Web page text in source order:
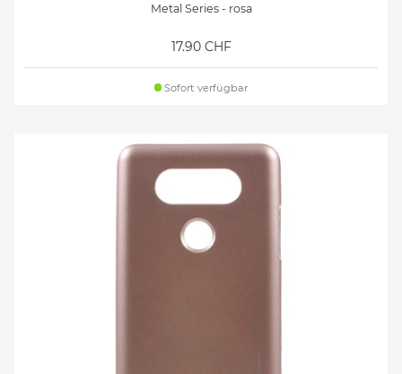
Metal Series - rosa
17.90 CHF
Sofort verfügbar